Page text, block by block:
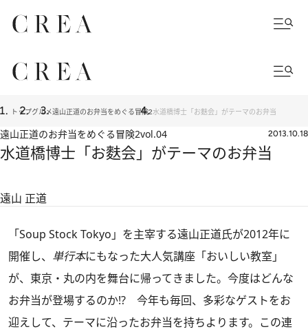
トップグルメ遠山正道のお弁当をめぐる冒険2水道橋博士「お麩会」がテーマのお弁当
遠山正道のお弁当をめぐる冒険2vol.04 2013.10.18
水道橋博士「お麩会」がテーマのお弁当
遠山 正道
「Soup Stock Tokyo」を主宰する遠山正道氏が2012年に
開催し、 単行本にもなった大人気講座「おいしい教室」
が、東京・丸の内を舞台に帰ってきました。今度はどんな
お弁当が登場するのか!? 今年も毎回、多彩なゲストをお
迎えして、テーマに沿ったお弁当を持ちよります。この連